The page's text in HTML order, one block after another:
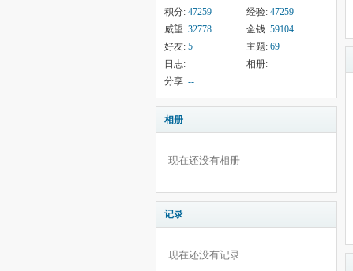
积分: 47259 经验: 47259
威望: 32778 金钱: 59104
好友: 5 主题: 69
日志: -- 相册: --
分享: --
相册
现在还没有相册
记录
现在还没有记录